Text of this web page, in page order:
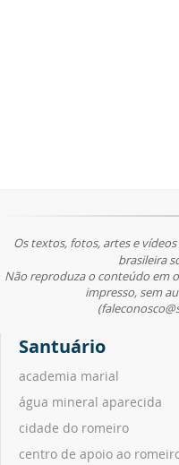
Os textos, fotos, artes e
brasileira
Não reproduza o conteúdo em
impresso, sem
Santuário
academia marial
água mineral aparecida
cidade do romeiro
centro de apoio ao